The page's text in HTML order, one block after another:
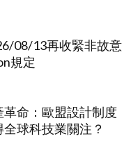
08/13再收緊非故意
規定
命：歐盟設計制度
球科技業關注？